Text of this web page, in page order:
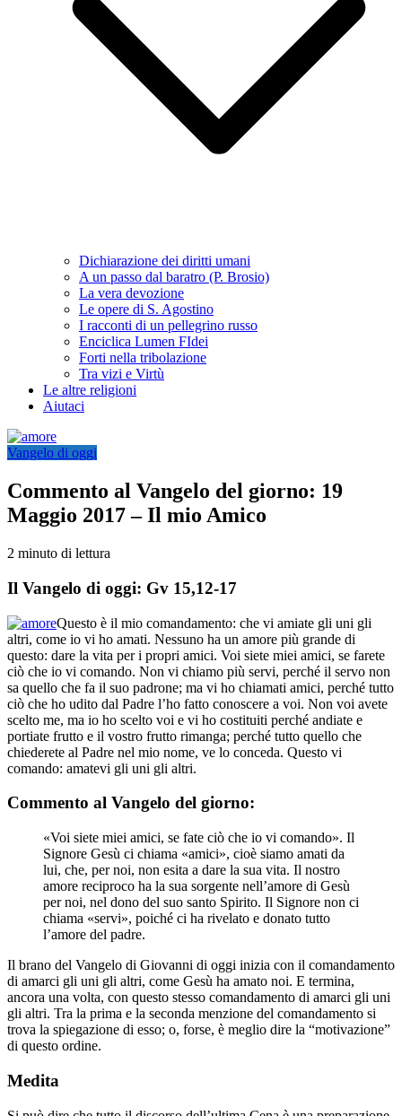
Dichiarazione dei diritti umani
A un passo dal baratro (P. Brosio)
La vera devozione
Le opere di S. Agostino
I racconti di un pellegrino russo
Enciclica Lumen FIdei
Forti nella tribolazione
Tra vizi e Virtù
Le altre religioni
Aiutaci
Vangelo di oggi
Commento al Vangelo del giorno: 19
Maggio 2017 – Il mio Amico
2 minuto di lettura
Il Vangelo di oggi: Gv 15,12-17
Questo è il mio comandamento: che vi amiate gli uni gli
altri, come io vi ho amati. Nessuno ha un amore più grande di
questo: dare la vita per i propri amici. Voi siete miei amici, se farete
ciò che io vi comando. Non vi chiamo più servi, perché il servo non
sa quello che fa il suo padrone; ma vi ho chiamati amici, perché tutto
ciò che ho udito dal Padre l’ho fatto conoscere a voi. Non voi avete
scelto me, ma io ho scelto voi e vi ho costituiti perché andiate e
portiate frutto e il vostro frutto rimanga; perché tutto quello che
chiederete al Padre nel mio nome, ve lo conceda. Questo vi
comando: amatevi gli uni gli altri.
Commento al Vangelo del giorno:
«Voi siete miei amici, se fate ciò che io vi comando». Il
Signore Gesù ci chiama «amici», cioè siamo amati da
lui, che, per noi, non esita a dare la sua vita. Il nostro
amore reciproco ha la sua sorgente nell’amore di Gesù
per noi, nel dono del suo santo Spirito. Il Signore non ci
chiama «servi», poiché ci ha rivelato e donato tutto
l’amore del padre.
Il brano del Vangelo di Giovanni di oggi inizia con il comandamento
di amarci gli uni gli altri, come Gesù ha amato noi. E termina,
ancora una volta, con questo stesso comandamento di amarci gli uni
gli altri. Tra la prima e la seconda menzione del comandamento si
trova la spiegazione di esso; o, forse, è meglio dire la “motivazione”
di questo ordine.
Medita